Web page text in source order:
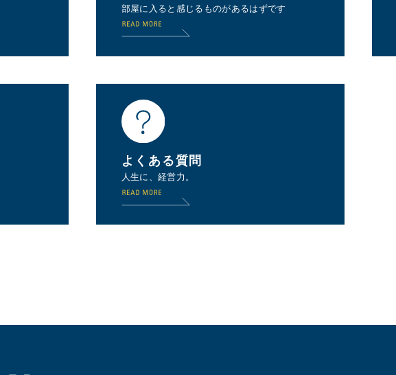
部屋に入ると感じるものがあるはずです
よくある質問
人生に、経営力。